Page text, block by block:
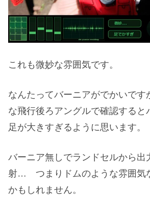
これも微妙な雰囲気です。
なんたってバーニアがでかいです
な飛行後ろアングルで確認すると
足が大きすぎるように思います。
バーニア無しでランドセルから出
射… つまりドムのような雰囲気
かもしれません。